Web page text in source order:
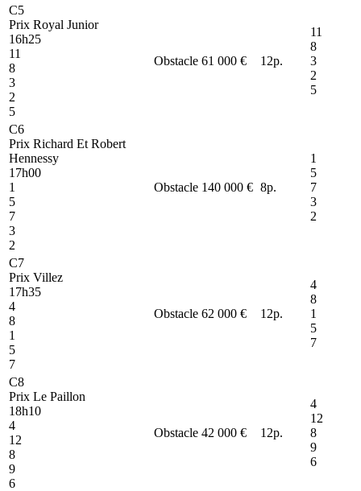
C5
Prix Royal Junior
16h25
11
8
3
2
5
Obstacle 61 000 € 12p.
11
8
3
2
5
C6
Prix Richard Et Robert
Hennessy
17h00
1
5
7
3
2
Obstacle 140 000 € 8p.
1
5
7
3
2
C7
Prix Villez
17h35
4
8
1
5
7
Obstacle 62 000 € 12p.
4
8
1
5
7
C8
Prix Le Paillon
18h10
4
12
8
9
6
Obstacle 42 000 € 12p.
4
12
8
9
6